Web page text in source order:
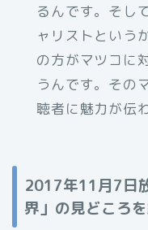
るんです。そし
ャリストという
の方がマツコに
うんです。その
聴者に魅力が伝
2017年11月7日
界」の見どころ